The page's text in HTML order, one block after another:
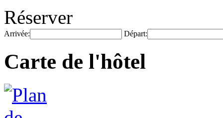
Réserver
Arrivée: Départ:
Carte de l'hôtel